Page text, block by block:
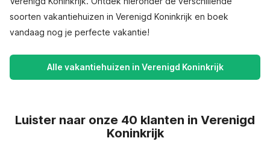
soorten vakantiehuizen in Verenigd Koninkrijk en boek
vandaag nog je perfecte vakantie!
Alle vakantiehuizen in Verenigd Koninkrijk
Luister naar onze 40 klanten in Verenigd
Koninkrijk